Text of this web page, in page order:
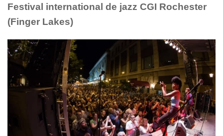
Festival international de jazz CGI Rochester
(Finger Lakes)